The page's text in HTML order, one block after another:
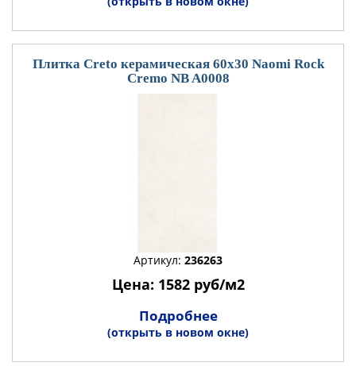
Плитка Creto керамическая 60x30 Naomi Rock
Cremo NB A0008
Артикул: 236263
Цена: 1582 руб/м2
Подробнее
(открыть в новом окне)